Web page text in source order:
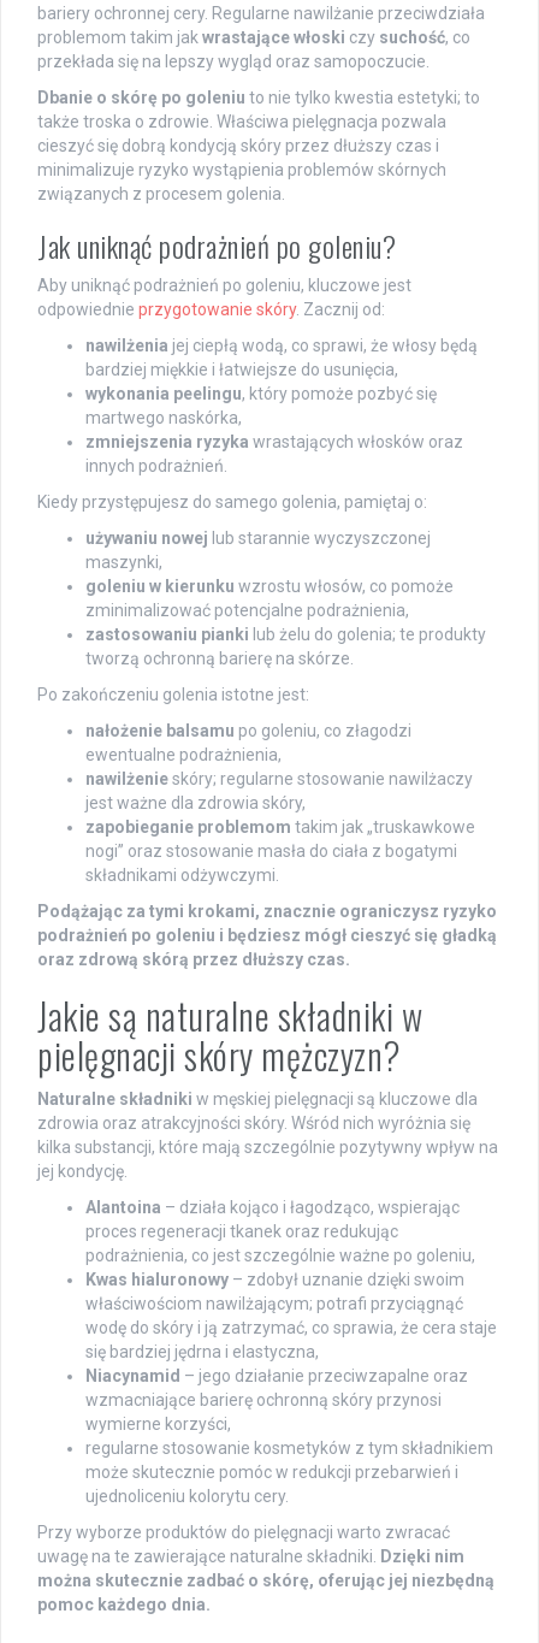
bariery ochronnej cery. Regularne nawilżanie przeciwdziała
problemom takim jak wrastające włoski czy suchość, co
przekłada się na lepszy wygląd oraz samopoczucie.
Dbanie o skórę po goleniu to nie tylko kwestia estetyki; to
także troska o zdrowie. Właściwa pielęgnacja pozwala
cieszyć się dobrą kondycją skóry przez dłuższy czas i
minimalizuje ryzyko wystąpienia problemów skórnych
związanych z procesem golenia.
Jak uniknąć podrażnień po goleniu?
Aby uniknąć podrażnień po goleniu, kluczowe jest
odpowiednie przygotowanie skóry. Zacznij od:
nawilżenia jej ciepłą wodą, co sprawi, że włosy będą
bardziej miękkie i łatwiejsze do usunięcia,
wykonania peelingu, który pomoże pozbyć się
martwego naskórka,
zmniejszenia ryzyka wrastających włosków oraz
innych podrażnień.
Kiedy przystępujesz do samego golenia, pamiętaj o:
używaniu nowej lub starannie wyczyszczonej
maszynki,
goleniu w kierunku wzrostu włosów, co pomoże
zminimalizować potencjalne podrażnienia,
zastosowaniu pianki lub żelu do golenia; te produkty
tworzą ochronną barierę na skórze.
Po zakończeniu golenia istotne jest:
nałożenie balsamu po goleniu, co złagodzi
ewentualne podrażnienia,
nawilżenieskóry; regularne stosowanie nawilżaczy
jest ważne dla zdrowia skóry,
zapobieganie problemom takim jak „truskawkowe
nogi” oraz stosowanie masła do ciała z bogatymi
składnikami odżywczymi.
Podążając za tymi krokami, znacznie ograniczysz ryzyko
podrażnień po goleniu i będziesz mógł cieszyć się gładką
oraz zdrową skórą przez dłuższy czas.
Jakie są naturalne składniki w
pielęgnacji skóry mężczyzn?
Naturalne składniki w męskiej pielęgnacji są kluczowe dla
zdrowia oraz atrakcyjności skóry. Wśród nich wyróżnia się
kilka substancji, które mają szczególnie pozytywny wpływ na
jej kondycję.
Alantoina – działa kojąco i łagodząco, wspierając
proces regeneracji tkanek oraz redukując
podrażnienia, co jest szczególnie ważne po goleniu,
Kwas hialuronowy – zdobył uznanie dzięki swoim
właściwościom nawilżającym; potrafi przyciągnąć
wodę do skóry i ją zatrzymać, co sprawia, że cera staje
się bardziej jędrna i elastyczna,
Niacynamid – jego działanie przeciwzapalne oraz
wzmacniające barierę ochronną skóry przynosi
wymierne korzyści,
regularne stosowanie kosmetyków z tym składnikiem
może skutecznie pomóc w redukcji przebarwień i
ujednoliceniu kolorytu cery.
Przy wyborze produktów do pielęgnacji warto zwracać
uwagę na te zawierające naturalne składniki. Dzięki nim
można skutecznie zadbać o skórę, oferując jej niezbędną
pomoc każdego dnia.